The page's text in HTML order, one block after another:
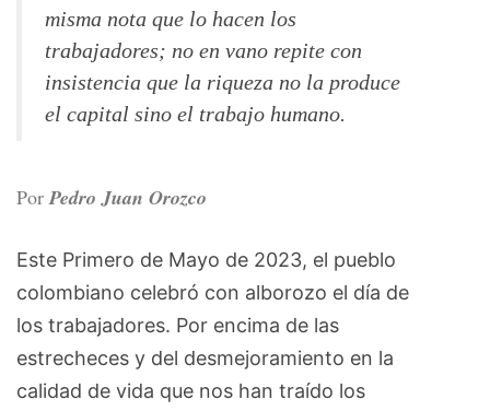
misma nota que lo hacen los
trabajadores; no en vano repite con
insistencia que la riqueza no la produce
el capital sino el trabajo humano.
PorPedro Juan Orozco
Este Primero de Mayo de 2023, el pueblo
colombiano celebró con alborozo el día de
los trabajadores. Por encima de las
estrecheces y del desmejoramiento en la
calidad de vida que nos han traído los